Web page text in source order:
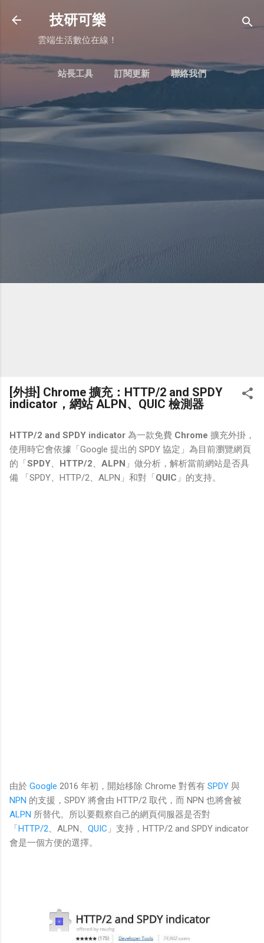
技研可樂
雲端生活數位在線！
站長工具 訂閱更新 聯絡我們
BLOGGER：常用頁面判斷式用法
[外掛] Chrome 擴充：HTTP/2 and SPDY
indicator，網站 ALPN、QUIC 檢測器
HTTP/2 and SPDY indicator 為一款免費 Chrome 擴充外掛，
使用時它會依據「Google 提出的 SPDY 協定」為目前瀏覽網頁
的「SPDY HTTP/2 ALPN 」做分析，解析當前網站是否具
備 「SPDY、HTTP/2、ALPN」和對「QUIC 」的支持。
由於 Google 2016 年初，開始移除 Chrome 對舊有 SPDY 與
NPN 的支援，SPDY 將會由 HTTP/2 取代，而 NPN 也將會被
ALPN 所替代。所以要觀察自己的網頁伺服器是否對
「HTTP/2 、ALPN、 QUIC 」支持，HTTP/2 and SPDY indicator
會是一個方便的選擇。